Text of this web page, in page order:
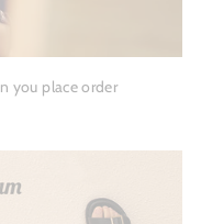
you place order